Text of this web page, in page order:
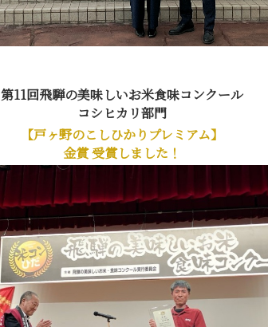
第11回飛騨の美味しいお米食味コンクール
コシヒカリ部門
【戸ヶ野のこしひかりプレミアム】
金賞 受賞しました！